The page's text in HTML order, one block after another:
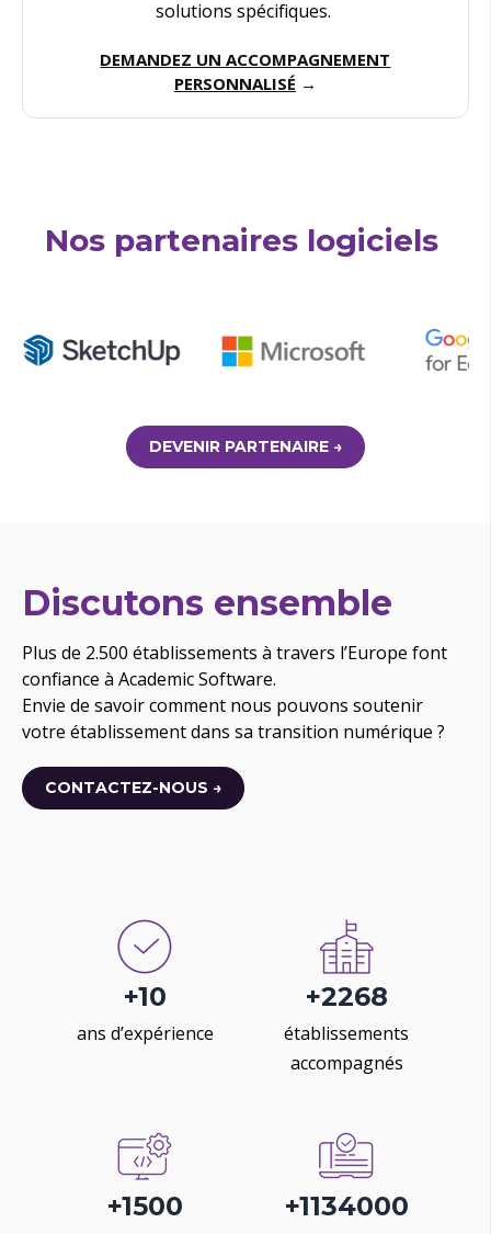
solutions spécifiques.
DEMANDEZ UN ACCOMPAGNEMENT
PERSONNALISÉ →
Nos partenaires logiciels
DEVENIR PARTENAIRE →
Discutons ensemble
Plus de 2.500 établissements à travers l’Europe font
confiance à Academic Software.
Envie de savoir comment nous pouvons soutenir
votre établissement dans sa transition numérique ?
CONTACTEZ-NOUS →
+10
ans d’expérience
+2500
établissements
accompagnés
+1500 +1447500